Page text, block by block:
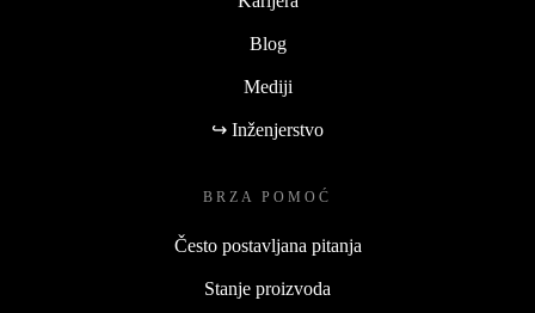
Blog
Mediji
↪ Inženjerstvo
BRZA POMOĆ
Često postavljana pitanja
Stanje proizvoda